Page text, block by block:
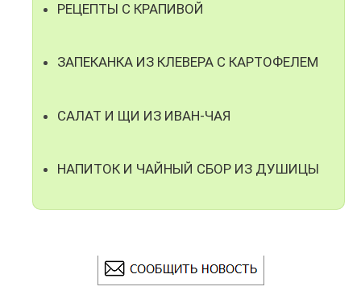
РЕЦЕПТЫ С КРАПИВОЙ
ЗАПЕКАНКА ИЗ КЛЕВЕРА С КАРТОФЕЛЕМ
САЛАТ И ЩИ ИЗ ИВАН-ЧАЯ
НАПИТОК И ЧАЙНЫЙ СБОР ИЗ ДУШИЦЫ